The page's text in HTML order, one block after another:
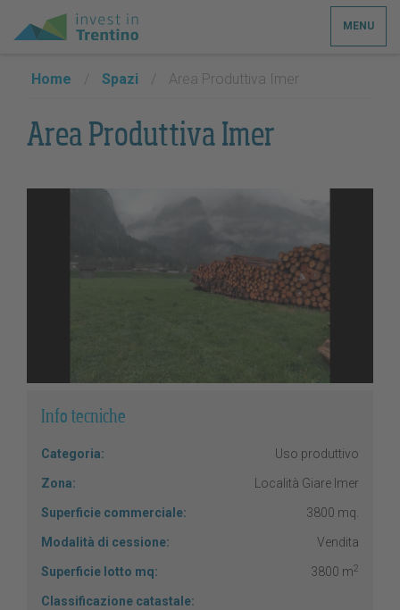
MENU
Home / Spazi / Area Produttiva Imer
Area Produttiva Imer
Info tecniche
Categoria: Uso produttivo
Zona: Località Giare Imer
Superficie commerciale: 3800 mq.
Modalità di cessione: Vendita
Superficie lotto mq: 3800 m2
Classificazione catastale: